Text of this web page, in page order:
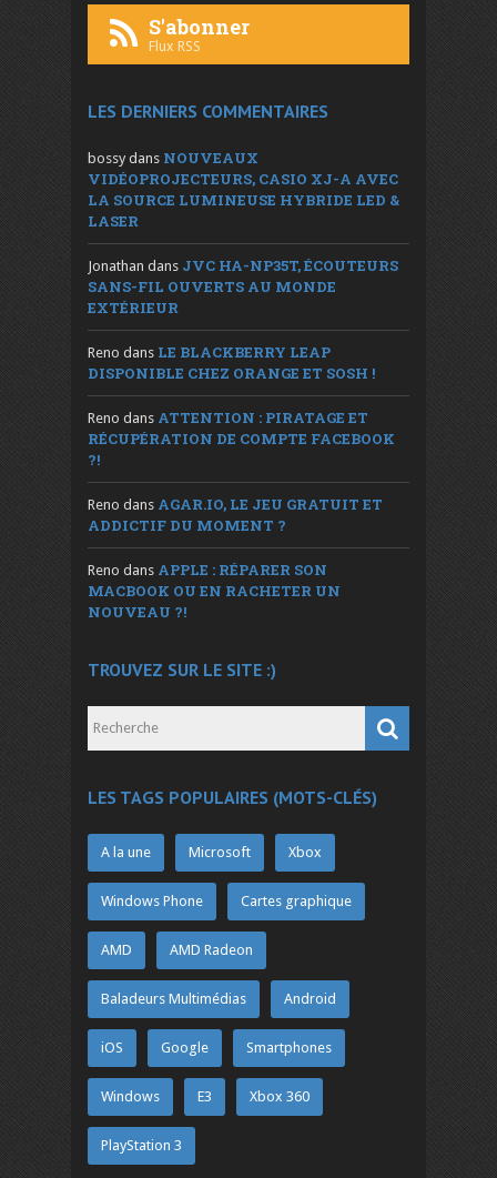
S'abonner
Flux RSS
LES DERNIERS COMMENTAIRES
bossy dans NOUVEAUX
VIDÉOPROJECTEURS, CASIO XJ-A AVEC
LA SOURCE LUMINEUSE HYBRIDE LED &
LASER
Jonathan dans JVC HA-NP35T, ÉCOUTEURS
SANS-FIL OUVERTS AU MONDE
EXTÉRIEUR
Reno dans LE BLACKBERRY LEAP
DISPONIBLE CHEZ ORANGE ET SOSH !
Reno dans ATTENTION : PIRATAGE ET
RÉCUPÉRATION DE COMPTE FACEBOOK
?!
Reno dans AGAR.IO, LE JEU GRATUIT ET
ADDICTIF DU MOMENT ?
Reno dans APPLE : RÉPARER SON
MACBOOK OU EN RACHETER UN
NOUVEAU ?!
TROUVEZ SUR LE SITE :)
LES TAGS POPULAIRES (MOTS-CLÉS)
A la une Microsoft Xbox
Windows Phone Cartes graphique
AMD AMD Radeon
Baladeurs Multimédias Android
iOS Google Smartphones
Windows E3 Xbox 360
PlayStation 3